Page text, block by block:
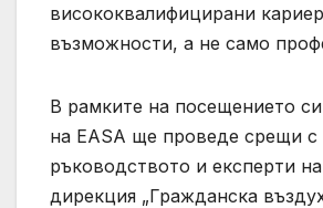
висококвалифицирани
възможности, а не само
В рамките на посещението
на EASA ще проведе срещи с
ръководството и експерти
дирекция „Гражданска